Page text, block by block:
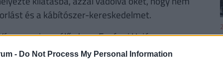
- Do Not Process My Personal Information
és a kábítószer-kereskedelmet.
egy visszaélő, de az Európai Unió nagyon,
hozzátéve: "Szóval vámok fogják őket sújtani.
az egyetlen módja annak, hogy